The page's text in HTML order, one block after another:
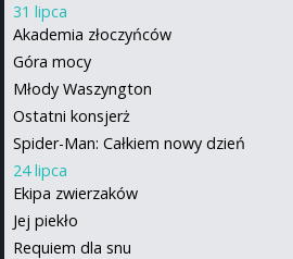
31 lipca
Akademia złoczyńców
Góra mocy
Młody Waszyngton
Ostatni konsjerż
Spider-Man: Całkiem nowy dzień
24 lipca
Ekipa zwierzaków
Jej piekło
Requiem dla snu